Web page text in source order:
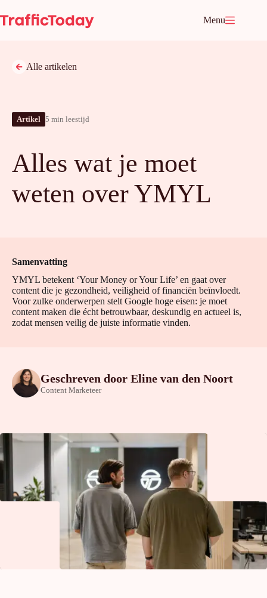
naar
de
Menu
Alle artikelen
Artikel 5 min leestijd
Alles wat je moet
weten over YMYL
Samenvatting
YMYL betekent ‘Your Money or Your Life’ en gaat over
content die je gezondheid, veiligheid of financiën beïnvloedt.
Voor zulke onderwerpen stelt Google hoge eisen: je moet
content maken die écht betrouwbaar, deskundig en actueel is,
zodat mensen veilig de juiste informatie vinden.
Geschreven door Eline van den Noort
Content Marketeer